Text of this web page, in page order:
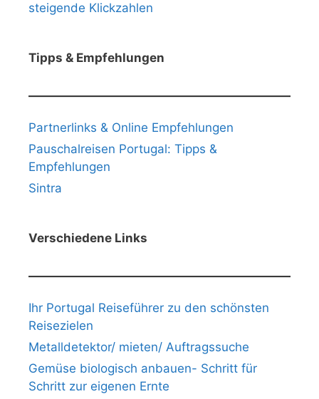
steigende Klickzahlen
Tipps & Empfehlungen
Partnerlinks & Online Empfehlungen
Pauschalreisen Portugal: Tipps &
Empfehlungen
Sintra
Verschiedene Links
Ihr Portugal Reiseführer zu den schönsten
Reisezielen
Metalldetektor/ mieten/ Auftragssuche
Gemüse biologisch anbauen- Schritt für
Schritt zur eigenen Ernte